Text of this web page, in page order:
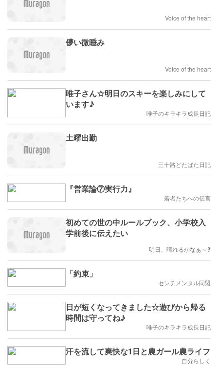
Voice of the heart
儚い微睡み
Voice of the heart
唯子さん☆明日のスキーを楽しみにして
います♪
唯子のキラキラ成長日記
土曜出勤
三十路どたばた日記
『営業論⑦実行力』
若者たちへの伝言
初めての世の中ルールブック、小学校入
学前後に伝えたい
明日、晴れるかなぁ～❓️
「約束」
センチメンタル同盟
日が短くなってきました☆遊びから帰る
時間は守ってね♪
唯子のキラキラ成長日記
汗を流して爽快な1日と農ガール農ライフ
自分らしく